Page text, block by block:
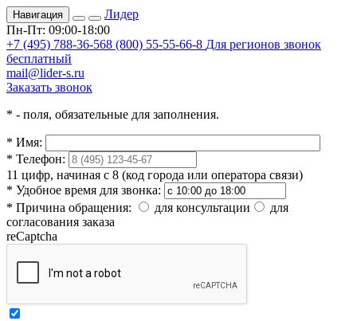
Навигация
Лидер
Пн-Пт: 09:00-18:00
+7 (495) 788-36-568 (800) 55-55-66-8 Для регионов звонок
бесплатный
mail@lider-s.ru
Заказать звонок
* - поля, обязательные для заполнения.
* Имя:
* Телефон:
11 цифр, начиная с 8 (код города или оператора связи)
* Удобное время для звонка:
* Причина обращения: для консультации
для
согласования заказа
reCaptcha